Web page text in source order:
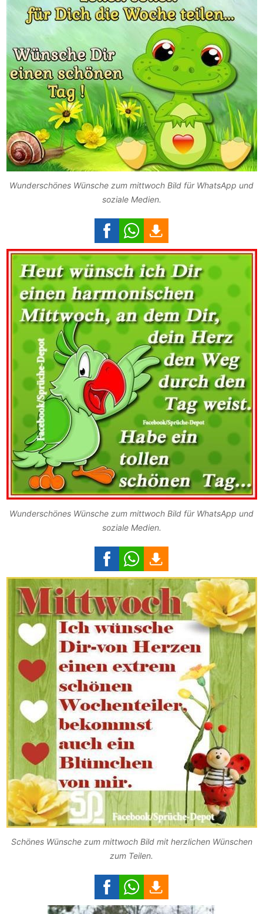
Wunderschönes Wünsche zum mittwoch Bild für WhatsApp und
soziale Medien.
Wunderschönes Wünsche zum mittwoch Bild für WhatsApp und
soziale Medien.
Schönes Wünsche zum mittwoch Bild mit herzlichen Wünschen
zum Teilen.